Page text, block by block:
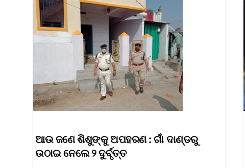
ଆଉ ଜଣେ ଶିଶୁଙ୍କୁ ଅପହରଣ : ଗାଁ ଦାଣ୍ଡରୁ
ଉଠାଇ ନେଲେ ୨ ଦୁର୍ବୃତ୍ତ